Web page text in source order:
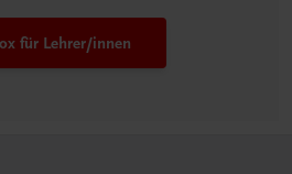
für Lehrer/innen